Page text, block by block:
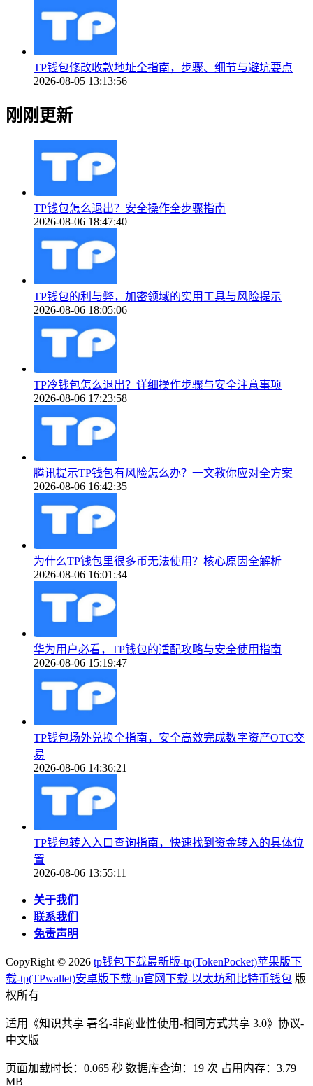
TP钱包修改收款地址全指南，步骤、细节与避坑要点
2026-08-05 13:13:56
刚刚更新
TP钱包怎么退出？安全操作全步骤指南
2026-08-06 18:47:40
TP钱包的利与弊，加密领域的实用工具与风险提示
2026-08-06 18:05:06
TP冷钱包怎么退出？详细操作步骤与安全注意事项
2026-08-06 17:23:58
腾讯提示TP钱包有风险怎么办？一文教你应对全方案
2026-08-06 16:42:35
为什么TP钱包里很多币无法使用？核心原因全解析
2026-08-06 16:01:34
华为用户必看，TP钱包的适配攻略与安全使用指南
2026-08-06 15:19:47
TP钱包场外兑换全指南，安全高效完成数字资产OTC交
易
2026-08-06 14:36:21
TP钱包转入入口查询指南，快速找到资金转入的具体位
置
2026-08-06 13:55:11
关于我们
联系我们
免责声明
CopyRight © 2026 tp钱包下载最新版-tp(TokenPocket)苹果版下
载-tp(TPwallet)安卓版下载-tp官网下载-以太坊和比特币钱包 版
权所有
适用《知识共享 署名-非商业性使用-相同方式共享 3.0》协议-
中文版
页面加载时长：0.065 秒 数据库查询：19 次 占用内存：3.79
MB